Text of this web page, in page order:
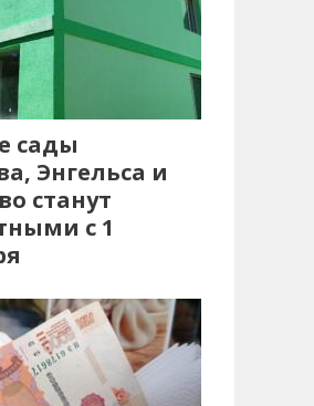
сады
Энгельса и
станут
с 1